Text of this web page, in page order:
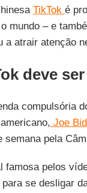
TikTok é
mundo – e
a atrair atenção
deve
compulsória
Joe
semana pela
famosa pelos
se desligar